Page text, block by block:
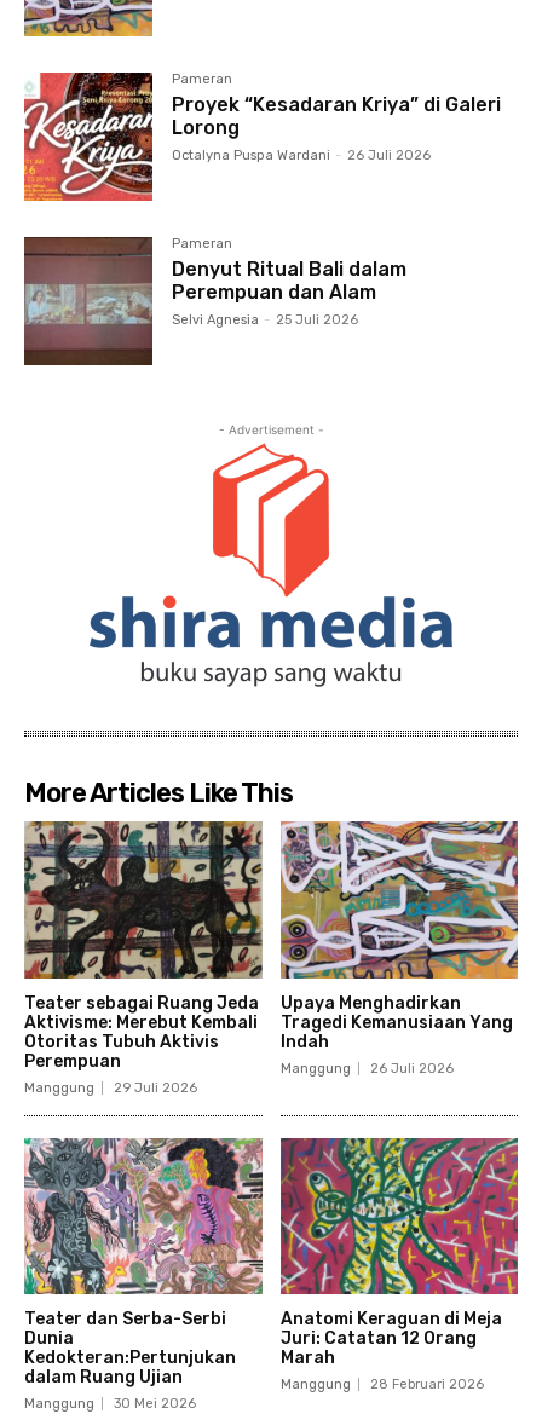
Pameran
Proyek “Kesadaran Kriya” di Galeri
Lorong
Octalyna Puspa Wardani - 26 Juli 2026
Pameran
Denyut Ritual Bali dalam
Perempuan dan Alam
Selvi Agnesia - 25 Juli 2026
- Advertisement -
More Articles Like This
Teater sebagai Ruang Jeda
Aktivisme: Merebut Kembali
Otoritas Tubuh Aktivis
Perempuan
Manggung 29 Juli 2026
Upaya Menghadirkan
Tragedi Kemanusiaan Yang
Indah
Manggung 26 Juli 2026
Teater dan Serba-Serbi
Dunia
Kedokteran:Pertunjukan
dalam Ruang Ujian
Manggung 30 Mei 2026
Anatomi Keraguan di Meja
Juri: Catatan 12 Orang
Marah
Manggung 28 Februari 2026